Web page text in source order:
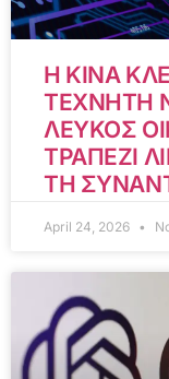
Η ΚΙΝΑ
ΤΕΧΝΗΤΗ
ΛΕΥΚΟΣ
ΤΡΑΠΕΖΙ
ΤΗ
April 24, 2026